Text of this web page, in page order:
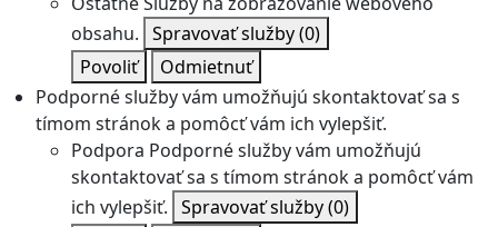
obsahu. Spravovať služby(0)
Povoliť
Odmietnuť
Podporné služby vám umožňujú skontaktovať sa s
tímom stránok a pomôcť vám ich vylepšiť.
Podpora Podporné služby vám umožňujú
skontaktovať sa s tímom stránok a pomôcť vám
ich vylepšiť. Spravovať služby(0)